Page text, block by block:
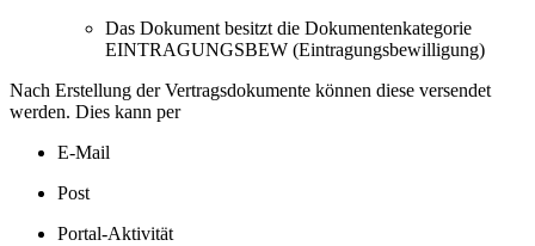
Das Dokument besitzt die Dokumentenkategorie
EINTRAGUNGSBEW (Eintragungsbewilligung)
Nach Erstellung der Vertragsdokumente können diese versendet
werden. Dies kann per
E-Mail
Post
Portal-Aktivität